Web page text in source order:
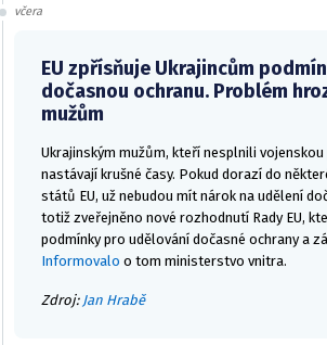
včera
EU zpřísňuje Ukrajincům
dočasnou ochranu. Problém
mužům
Ukrajinským mužům, kteří nesplnili
nastávají krušné časy. Pokud dorazí do
států EU, už nebudou mít nárok na udělení
totiž zveřejněno nové rozhodnutí Rady EU,
podmínky pro udělování dočasné ochrany a
Informovalo o tom ministerstvo vnitra.
Zdroj: Jan Hrabě